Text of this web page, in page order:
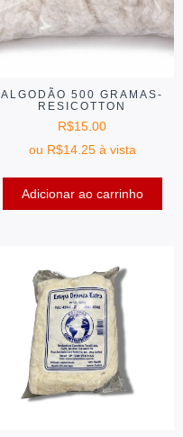
ALGODÃO 500 GRAMAS-
RESICOTTON
R$15.00
ou R$14.25 à vista
Adicionar ao carrinho